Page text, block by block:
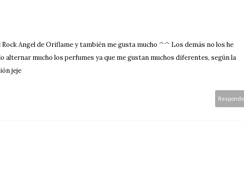
Angel de Oriflame y también me gusta mucho ^^ Los demás no los he
alternar mucho los perfumes ya que me gustan muchos diferentes, según la
jeje